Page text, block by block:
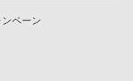
ペーン